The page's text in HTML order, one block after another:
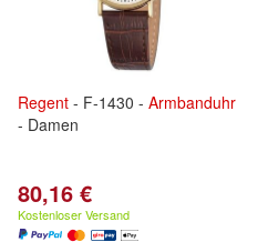
Regent - F-1430 - Armbanduhr
- Damen
80,16 €
Kostenloser Versand